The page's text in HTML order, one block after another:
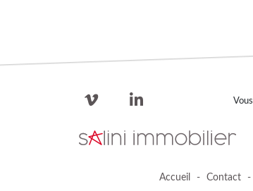
Vous
Accueil - Contact -